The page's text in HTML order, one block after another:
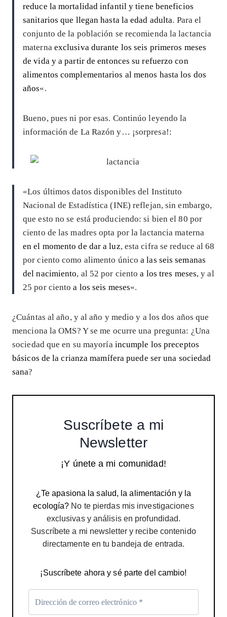
reduce la mortalidad infantil y tiene beneficios
sanitarios que llegan hasta la edad adulta. Para el
conjunto de la población se recomienda la lactancia
materna exclusiva durante los seis primeros meses
de vida y a partir de entonces su refuerzo con
alimentos complementarios al menos hasta los dos
años«.
Bueno, pues ni por esas. Continúo leyendo la
información de La Razón y… ¡sorpresa!:
«Los últimos datos disponibles del Instituto
Nacional de Estadística (INE) reflejan, sin embargo,
que esto no se está produciendo: si bien el 80 por
ciento de las madres opta por la lactancia materna
en el momento de dar a luz, esta cifra se reduce al 68
por ciento como alimento únicoa las seis semanas
del nacimiento, al 52 por cientoa los tres meses, y al
25 por cientoa los seis meses«.
¿Cuántas al año, y al año y medio y a los dos años que
menciona la OMS? Y se me ocurre una pregunta: ¿Una
sociedad que en su mayoría incumple los preceptos
básicos de la crianza mamífera puede ser una sociedad
sana?
Suscríbete a mi
Newsletter
¡Y únete a mi comunidad!
¿Te apasiona la salud, la alimentación y la
ecología? No te pierdas mis investigaciones
exclusivas y análisis en profundidad.
Suscríbete a mi newsletter y recibe contenido
directamente en tu bandeja de entrada.
¡Suscríbete ahora y sé parte del cambio!